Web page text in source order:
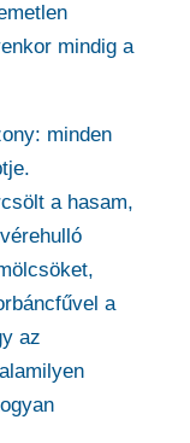
mindig a
minden
a hasam,
a
az